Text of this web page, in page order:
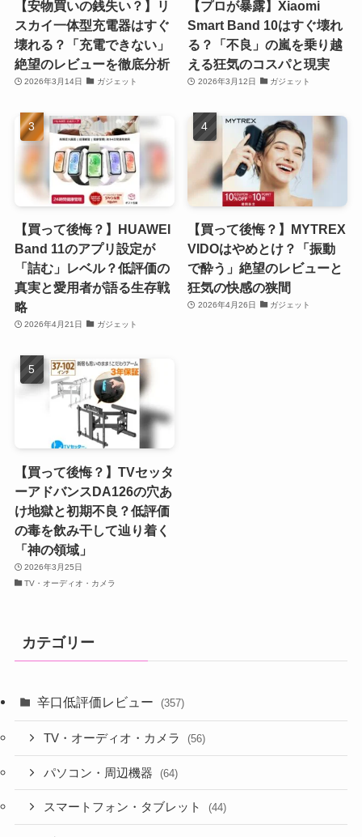
【安物買いの銭失い？】リ
スカイ一体型充電器はすぐ
壊れる？「充電できない」
絶望のレビューを徹底分析
2026年3月14日 ガジェット
【プロが暴露】Xiaomi
Smart Band 10はすぐ壊れ
る？「不良」の嵐を乗り越
える狂気のコスパと現実
2026年3月12日 ガジェット
【買って後悔？】HUAWEI
Band 11のアプリ設定が
「詰む」レベル？低評価の
真実と愛用者が語る生存戦
略
2026年4月21日 ガジェット
【買って後悔？】MYTREX
VIDOはやめとけ？「振動
で酔う」絶望のレビューと
狂気の快感の狭間
2026年4月26日 ガジェット
【買って後悔？】TVセッタ
ーアドバンスDA126の穴あ
け地獄と初期不良？低評価
の毒を飲み干して辿り着く
「神の領域」
2026年3月25日
TV・オーディオ・カメラ
カテゴリー
辛口低評価レビュー (357)
TV・オーディオ・カメラ (56)
パソコン・周辺機器 (64)
スマートフォン・タブレット (44)